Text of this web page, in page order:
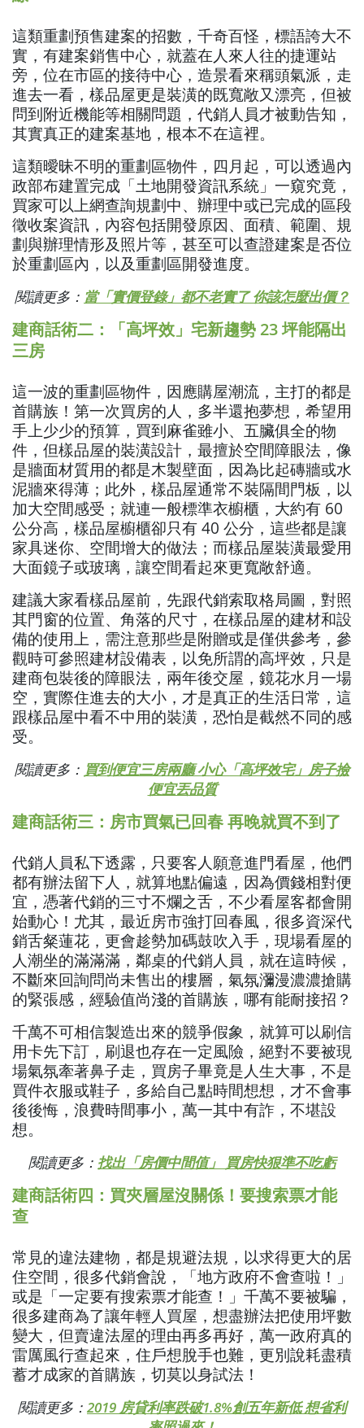
這類重劃預售建案的招數，千奇百怪，標語誇大不
實，有建案銷售中心，就蓋在人來人往的捷運站
旁，位在市區的接待中心，造景看來稱頭氣派，走
進去一看，樣品屋更是裝潢的既寬敞又漂亮，但被
問到附近機能等相關問題，代銷人員才被動告知，
其實真正的建案基地，根本不在這裡。
這類曖昧不明的重劃區物件，四月起，可以透過內
政部布建置完成「土地開發資訊系統」一窺究竟，
買家可以上網查詢規劃中、辦理中或已完成的區段
徵收案資訊，內容包括開發原因、面積、範圍、規
劃與辦理情形及照片等，甚至可以查證建案是否位
於重劃區內，以及重劃區開發進度。
閱讀更多： 當「實價登錄」都不老實了 你該怎麼出價？
建商話術二：「高坪效」宅新趨勢 23 坪能隔出
三房
這一波的重劃區物件，因應購屋潮流，主打的都是
首購族！第一次買房的人，多半還抱夢想，希望用
手上少少的預算，買到麻雀雖小、五臟俱全的物
件，但樣品屋的裝潢設計，最擅於空間障眼法，像
是牆面材質用的都是木製壁面，因為比起磚牆或水
泥牆來得薄；此外，樣品屋通常不裝隔間門板，以
加大空間感受；就連一般標準衣櫥櫃，大約有 60
公分高，樣品屋櫥櫃卻只有 40 公分，這些都是讓
家具迷你、空間增大的做法；而樣品屋裝潢最愛用
大面鏡子或玻璃，讓空間看起來更寬敞舒適。
建議大家看樣品屋前，先跟代銷索取格局圖，對照
其門窗的位置、角落的尺寸，在樣品屋的建材和設
備的使用上，需注意那些是附贈或是僅供參考，參
觀時可參照建材設備表，以免所謂的高坪效，只是
建商包裝後的障眼法，兩年後交屋，鏡花水月一場
空，實際住進去的大小，才是真正的生活日常，這
跟樣品屋中看不中用的裝潢，恐怕是截然不同的感
受。
閱讀更多： 買到便宜三房兩廳 小心「高坪效宅」房子撿
便宜丟品質
建商話術三：房市買氣已回春 再晚就買不到了
代銷人員私下透露，只要客人願意進門看屋，他們
都有辦法留下人，就算地點偏遠，因為價錢相對便
宜，憑著代銷的三寸不爛之舌，不少看屋客都會開
始動心！尤其，最近房市強打回春風，很多資深代
銷舌粲蓮花，更會趁勢加碼鼓吹入手，現場看屋的
人潮坐的滿滿滿，鄰桌的代銷人員，就在這時候，
不斷來回詢問尚未售出的樓層，氣氛瀰漫濃濃搶購
的緊張感，經驗值尚淺的首購族，哪有能耐接招？
千萬不可相信製造出來的競爭假象，就算可以刷信
用卡先下訂，刷退也存在一定風險，絕對不要被現
場氣氛牽著鼻子走，買房子畢竟是人生大事，不是
買件衣服或鞋子，多給自己點時間想想，才不會事
後後悔，浪費時間事小，萬一其中有詐，不堪設
想。
閱讀更多： 找出「房價中間值」 買房快狠準不吃虧
建商話術四：買夾層屋沒關係！要搜索票才能
查
常見的違法建物，都是規避法規，以求得更大的居
住空間，很多代銷會說，「地方政府不會查啦！」
或是「一定要有搜索票才能查！」千萬不要被騙，
很多建商為了讓年輕人買屋，想盡辦法把使用坪數
變大，但賣違法屋的理由再多再好，萬一政府真的
雷厲風行查起來，住戶想脫手也難，更別說耗盡積
蓄才成家的首購族，切莫以身試法！
閱讀更多： 2019 房貸利率跌破1.8%創五年新低 想省利